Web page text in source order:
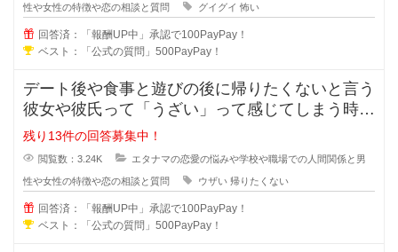
性や女性の特徴や恋の相談と質問 グイグイ 怖い
回答済：「報酬UP中」承認で100PayPay！
ベスト：「公式の質問」500PayPay！
デート後や食事と遊びの後に帰りたくないと言う
彼女や彼氏って「うざい」って感じてしまう時が
ありますよね？帰りたくないと言う
残り13件の回答募集中！
閲覧数：3.24K エタナマの恋愛の悩みや学校や職場での人間関係と男
性や女性の特徴や恋の相談と質問 ウザい 帰りたくない
回答済：「報酬UP中」承認で100PayPay！
ベスト：「公式の質問」500PayPay！